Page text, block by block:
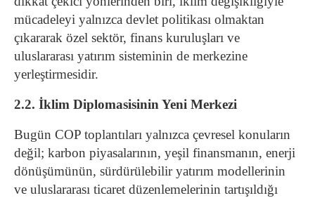
mücadeleyi yalnızca devlet politikası olmaktan
çıkararak özel sektör, finans kuruluşları ve
uluslararası yatırım sisteminin de merkezine
yerleştirmesidir.
2.2. İklim Diplomasisinin Yeni Merkezi
Bugün COP toplantıları yalnızca çevresel konuların
değil; karbon piyasalarının, yeşil finansmanın, enerji
dönüşümünün, sürdürülebilir yatırım modellerinin
ve uluslararası ticaret düzenlemelerinin tartışıldığı